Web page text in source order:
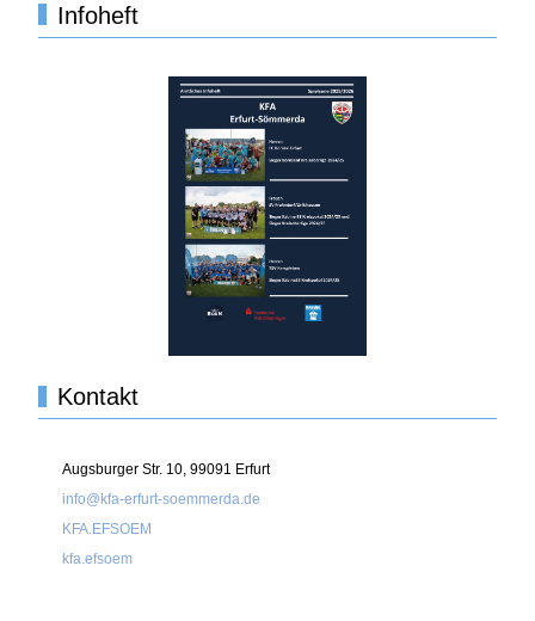
Infoheft
Kontakt
Augsburger Str. 10, 99091 Erfurt
info@kfa-erfurt-soemmerda.de
KFA.EFSOEM
kfa.efsoem